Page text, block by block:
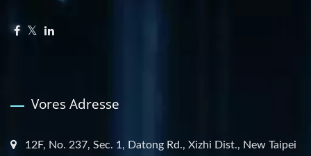
Vores Adresse
12F, No. 237, Sec. 1, Datong Rd., Xizhi Dist., New Taipei